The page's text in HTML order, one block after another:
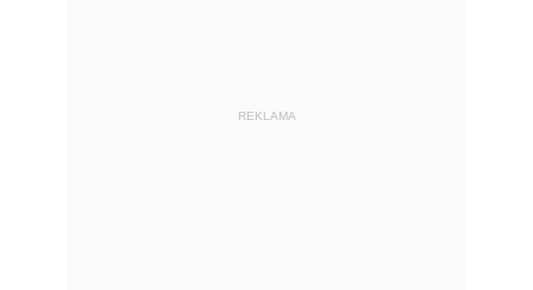
REKLAMA